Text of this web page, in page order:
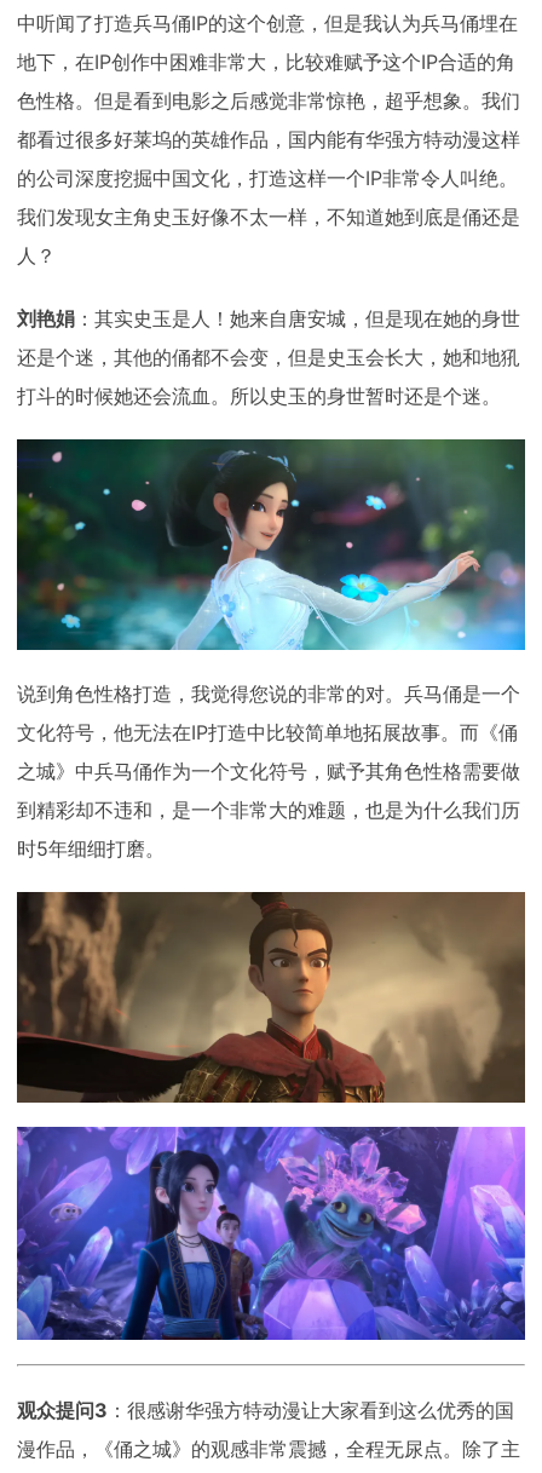
中听闻了打造兵马俑IP的这个创意，但是我认为兵马俑埋在
地下，在IP创作中困难非常大，比较难赋予这个IP合适的角
色性格。但是看到电影之后感觉非常惊艳，超乎想象。我们
都看过很多好莱坞的英雄作品，国内能有华强方特动漫这样
的公司深度挖掘中国文化，打造这样一个IP非常令人叫绝。
我们发现女主角史玉好像不太一样，不知道她到底是俑还是
人？
刘艳娟 ：其实史玉是人！她来自唐安城，但是现在她的身世
还是个迷，其他的俑都不会变，但是史玉会长大，她和地犼
打斗的时候她还会流血。所以史玉的身世暂时还是个迷。
说到角色性格打造，我觉得您说的非常的对。兵马俑是一个
文化符号，他无法在IP打造中比较简单地拓展故事。而《俑
之城》中兵马俑作为一个文化符号，赋予其角色性格需要做
到精彩却不违和，是一个非常大的难题，也是为什么我们历
时5年细细打磨。
观众提问3 ：很感谢华强方特动漫让大家看到这么优秀的国
漫作品，《俑之城》的观感非常震撼，全程无尿点。除了主